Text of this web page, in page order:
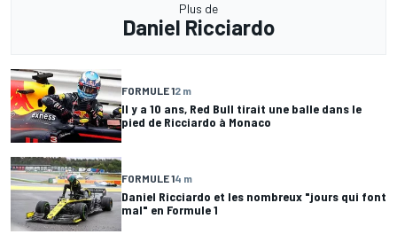
Plus de
Daniel Ricciardo
FORMULE 12 m
Il y a 10 ans, Red Bull tirait une balle dans le
pied de Ricciardo à Monaco
FORMULE 14 m
Daniel Ricciardo et les nombreux "jours qui font
mal" en Formule 1